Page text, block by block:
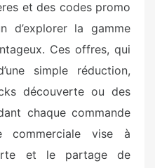
et des codes promo
d’explorer la gamme
Ces offres, qui
simple réduction,
découverte ou des
chaque commande
commerciale vise à
et le partage de